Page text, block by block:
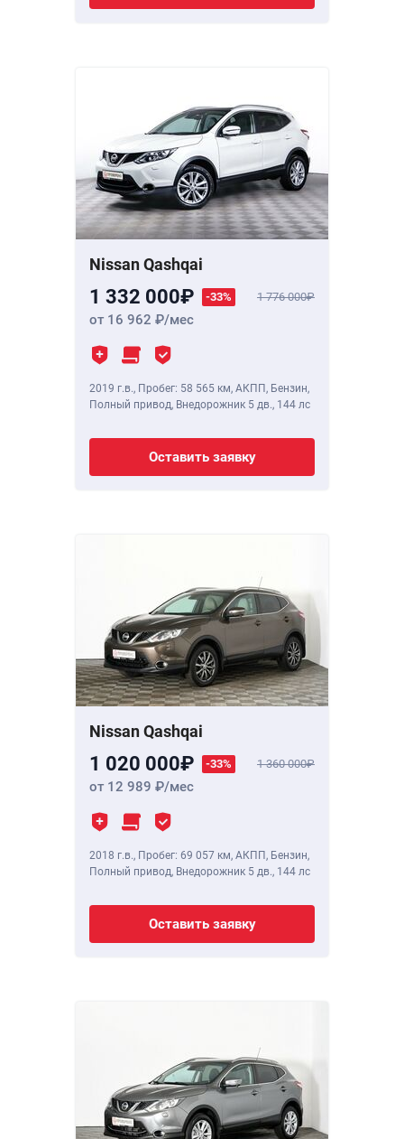
Nissan Qashqai
1 332 000 -33% 1 776 000
от 16 962 /мес
2019 г.в., Пробег: 58 565 км, АКПП, Бензин,
Полный привод, Внедорожник 5 дв., 144 лс
Оставить заявку
Nissan Qashqai
1 020 000 -33% 1 360 000
от 12 989 /мес
2018 г.в., Пробег: 69 057 км, АКПП, Бензин,
Полный привод, Внедорожник 5 дв., 144 лс
Оставить заявку